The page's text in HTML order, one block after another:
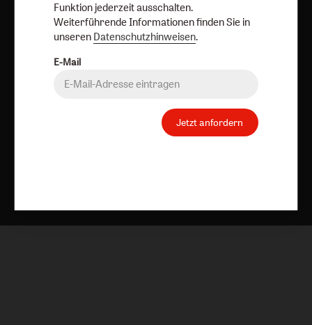
Vertrag widerrufen Abo online kündigen
Funktion jederzeit ausschalten.
Weiterführende Informationen finden Sie in
unseren Datenschutzhinweisen.
E-Mail
Jetzt anfordern